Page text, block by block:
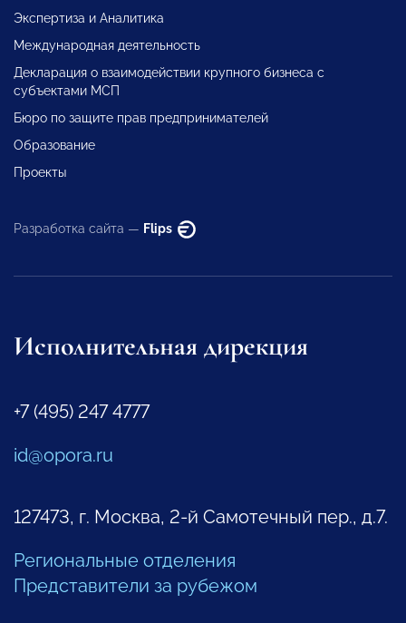
Экспертиза и Аналитика
Международная деятельность
Декларация о взаимодействии крупного бизнеса с
субъектами МСП
Бюро по защите прав предпринимателей
Образование
Проекты
Разработка сайта — Flips
Исполнительная дирекция
+7 (495) 247 4777
id@opora.ru
127473, г. Москва, 2-й Самотечный пер., д.7.
Региональные отделения
Представители за рубежом